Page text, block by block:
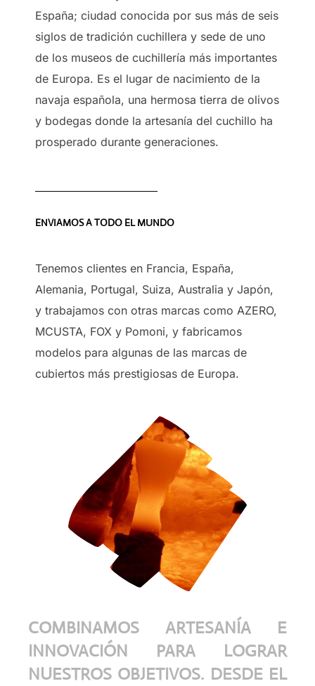
España; ciudad conocida por sus más de seis
siglos de tradición cuchillera y sede de uno
de los museos de cuchillería más importantes
de Europa. Es el lugar de nacimiento de la
navaja española, una hermosa tierra de olivos
y bodegas donde la artesanía del cuchillo ha
prosperado durante generaciones.
ENVIAMOS A TODO EL MUNDO
Tenemos clientes en Francia, España,
Alemania, Portugal, Suiza, Australia y Japón,
y trabajamos con otras marcas como AZERO,
MCUSTA, FOX y Pomoni, y fabricamos
modelos para algunas de las marcas de
cubiertos más prestigiosas de Europa.
COMBINAMOS ARTESANÍA E
INNOVACIÓN PARA LOGRAR
NUESTROS OBJETIVOS. DESDE EL